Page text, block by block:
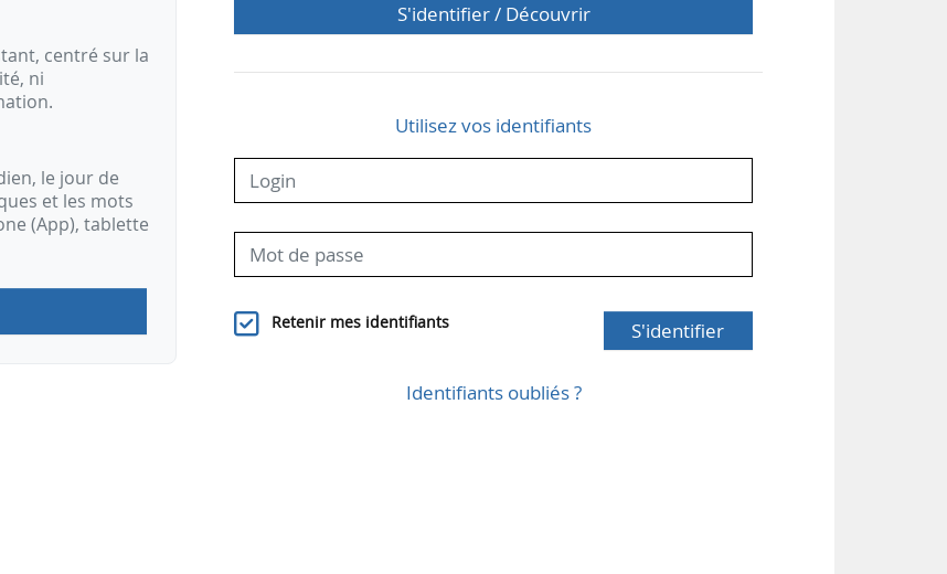
centré sur la
ni
le jour de
et les mots
(App), tablette
S'identifier / Découvrir
Utilisez vos identifiants
Retenir mes identifiants S'identifier
Identifiants oubliés ?